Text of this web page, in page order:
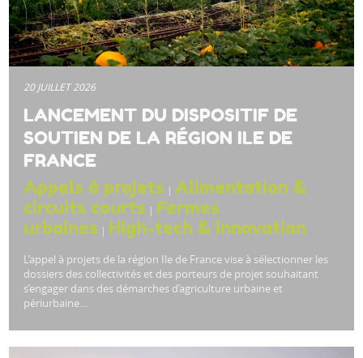
20 JUILLET 2026
LANCEMENT DU DISPOSITIF DE
SOUTIEN DE LA RÉGION ILE DE
FRANCE
Appels à projets |Alimentation &
circuits courts | Fermes
urbaines | High-tech & innovation
L’appel à projets de la région Ile de France vise à sélectionner les
dossiers des collectivités et des porteurs de projet souhaitant
s’engager dans des démarches d’agriculture urbaine et
périurbaine…